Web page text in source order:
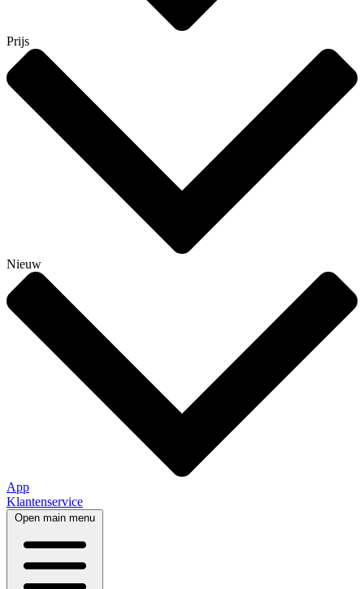
Prijs
Nieuw
App
Klantenservice
Open main menu